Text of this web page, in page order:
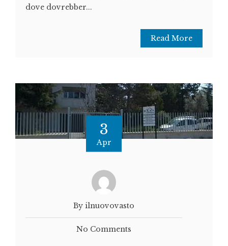
dove dovrebber...
Read More
3
Apr
By ilnuovovasto
No Comments